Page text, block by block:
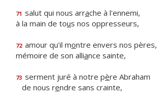
71 salut qui nous arrache à l'ennemi,
à la main de tous nos oppresseurs,
72 amour qu'il montre envers nos pères,
mémoire de son alliance sainte,
73 serment juré à notre père Abraham
de nous rendre sans crainte,